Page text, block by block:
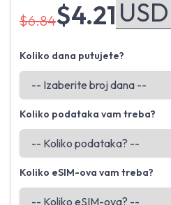
$6.84$4.21
Koliko dana putujete?
Koliko podataka vam treba?
Koliko eSIM-ova vam treba?